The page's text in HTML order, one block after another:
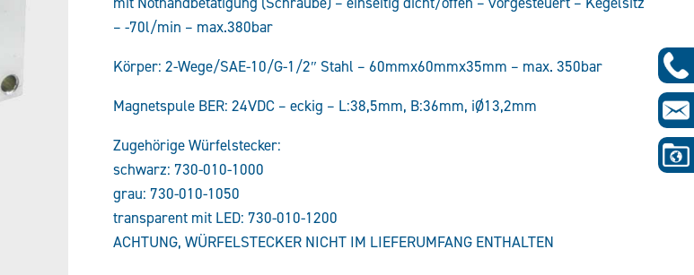
– -70l/min – max.380bar
Körper: 2-Wege/SAE-10/G-1/2″ Stahl – 60mmx60mmx35mm – max. 350bar
Magnetspule BER: 24VDC – eckig – L:38,5mm, B:36mm, iØ13,2mm
Zugehörige Würfelstecker:
schwarz: 730-010-1000
grau: 730-010-1050
transparent mit LED: 730-010-1200
ACHTUNG, WÜRFELSTECKER NICHT IM LIEFERUMFANG ENTHALTEN